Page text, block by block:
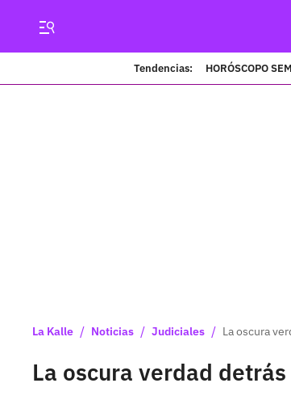
Tendencias: HORÓSCOPO
La Kalle / Noticias / Judiciales / La oscura
La oscura verdad